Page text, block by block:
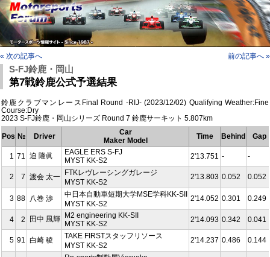
« 次の記事へ 前の記事へ »
S-FJ鈴鹿・岡山
第7戦鈴鹿公式予選結果
鈴鹿クラブマンレースFinal Round -RIJ- (2023/12/02) Qualifying Weather:Fine
Course:Dry
2023 S-FJ鈴鹿・岡山シリーズ Round 7 鈴鹿サーキット 5.807km
Pos № Driver
Car
Maker Model
Time Behind Gap
1 71 迫 隆眞
EAGLE ERS S-FJ
MYST KK-S2
2'13.751 - -
2 7 渡会 太一 FTKレヴレーシングガレージ
MYST KK-S2
2'13.803 0.052 0.052
3 88 八巻 渉
中日本自動車短期大学MSE学科KK-SII
MYST KK-S2
2'14.052 0.301 0.249
4 2 田中 風輝 M2 engineering KK-SII
MYST KK-S2
2'14.093 0.342 0.041
5 91 白崎 稜
TAKE FIRSTスタッフリソース
MYST KK-S2
2'14.237 0.486 0.144